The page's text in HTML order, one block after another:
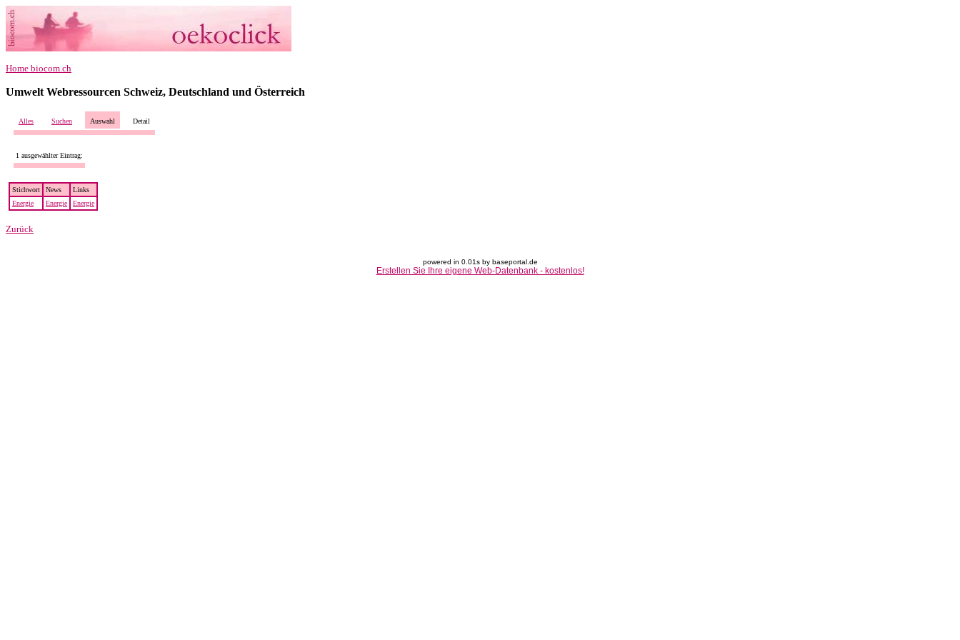
Home biocom.ch
Umwelt Webressourcen Schweiz, Deutschland und Österreich
Alles Suchen Auswahl Detail
1 ausgewählter Eintrag:
Stichwort News
Links
Energie
Energie Energie
Zurück
powered in 0.01s by baseportal.de
Erstellen Sie Ihre eigene Web-Datenbank - kostenlos!